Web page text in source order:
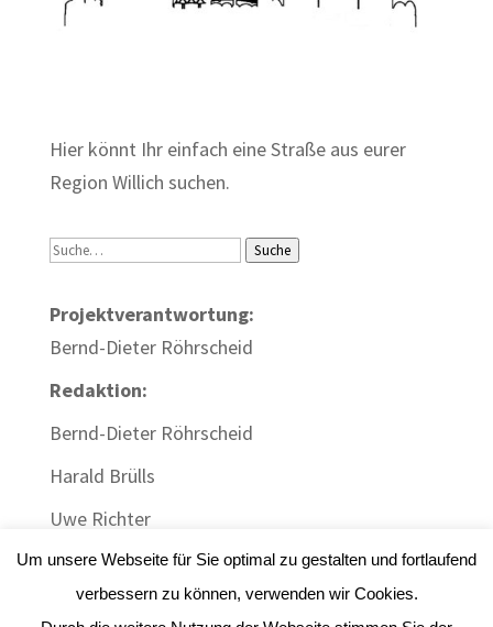
Hier könnt Ihr einfach eine Straße aus eurer
Region Willich suchen.
Suche Suche
Projektverantwortung:
Bernd-Dieter Röhrscheid
Redaktion:
Bernd-Dieter Röhrscheid
Harald Brülls
Uwe Richter
Um unsere Webseite für Sie optimal zu gestalten und fortlaufend
verbessern zu können, verwenden wir Cookies.